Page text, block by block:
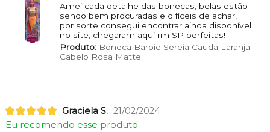
Amei cada detalhe das bonecas, belas estão
sendo bem procuradas e difíceis de achar,
por sorte consegui encontrar ainda disponível
no site, chegaram aqui rm SP perfeitas!
Produto:Boneca Barbie Sereia Cauda Laranja
Cabelo Rosa Mattel
Graciela S. 21/02/2024
Eu recomendo esse produto.